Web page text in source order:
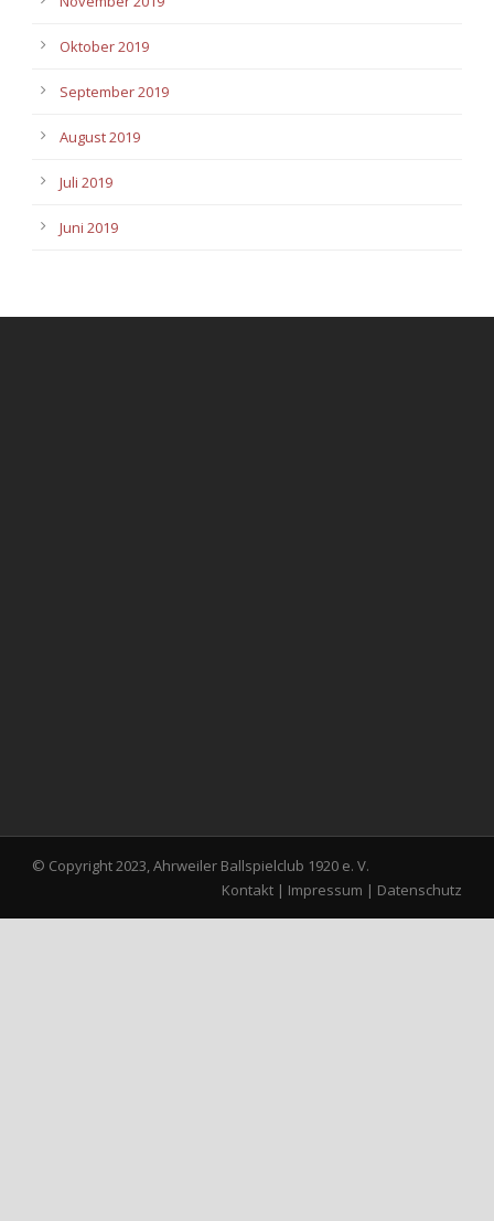
Oktober 2019
September 2019
August 2019
Juli 2019
Juni 2019
© Copyright 2023, Ahrweiler Ballspielclub 1920 e. V.
Kontakt | Impressum | Datenschutz